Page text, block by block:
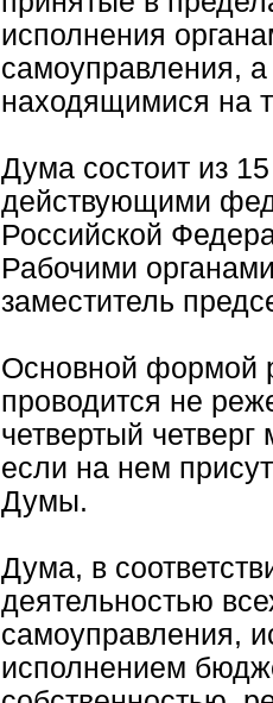
исполнения
самоуправления,
находящимися на
Дума состоит из
действующими
Российской
Рабочими
заместитель
Основной формой
проводится не
четвертый
если на нем
Думы.
Дума, в
деятельностью
самоуправления,
исполнением